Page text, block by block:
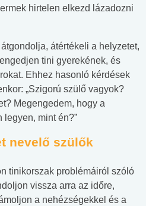
hirtelen elkezd lázadozni
átértékeli a helyzetet,
tini gyerekének, és
Ehhez hasonló kérdések
„Szigorú szülő vagyok?
Megengedem, hogy a
legyen, mint én?”
nevelő szülők
tinikorszak problémáiról szóló
vissza arra az időre,
a nehézségekkel és a